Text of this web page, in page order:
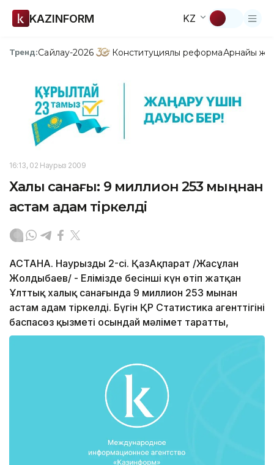
KAZINFORM KZ
Тренд:Сайлау-2026 Конституциялық реформаАрнайы
16:13, 02 Наурыз 2009
Халық санағы: 9 миллион 253 мыңнан
астам адам тіркелді
АСТАНА. Наурыздың 2-сі. ҚазАқпарат /Жасұлан
Жолдыбаев/ - Елімізде бесінші күн өтіп жатқан
Ұлттық халық санағында 9 миллион 253 мыңнан
астам адам тіркелді. Бүгін ҚР Статистика агенттігінің
баспасөз қызметі осындай мәлімет таратты,